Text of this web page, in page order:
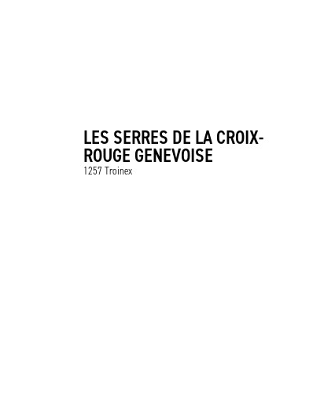
LES SERRES DE LA CROIX-
ROUGE GENEVOISE
1257 Troinex